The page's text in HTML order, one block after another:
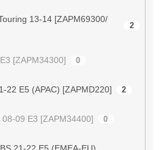
13-14 [ZAPM69300/
2
[ZAPM34300] 0
22 E5 (APAC) [ZAPMD220] 2
09 E3 [ZAPM34400] 0